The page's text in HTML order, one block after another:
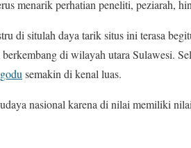
menarik perhatian peneliti, peziarah,
di situlah daya tarik situs ini terasa
di wilayah utara Sulawesi.
semakin di kenal luas.
nasional karena di nilai memiliki